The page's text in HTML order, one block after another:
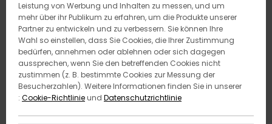
Leistung von Werbung und Inhalten zu messen, und um
mehr über ihr Publikum zu erfahren, um die Produkte unserer
Partner zu entwickeln und zu verbessern. Sie können Ihre
Wahl so einstellen, dass Sie Cookies, die Ihrer Zustimmung
bedürfen, annehmen oder ablehnen oder sich dagegen
aussprechen, wenn Sie den betreffenden Cookies nicht
zustimmen (z. B. bestimmte Cookies zur Messung der
Besucherzahlen). Weitere Informationen finden Sie in unserer
: Cookie-Richtlinieund Datenschutzrichtlinie